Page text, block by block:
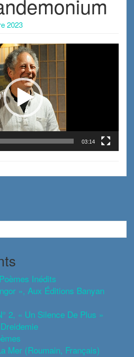
2023
03:14
Inédits
», Aux Éditions Banyan
2, « Un Silence De Plus »
Mer (roumain, Français)